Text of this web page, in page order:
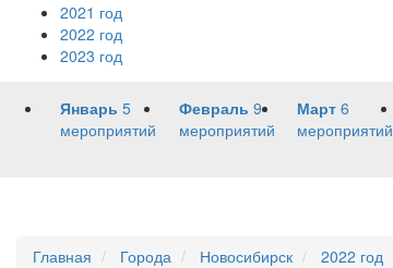
2021 год
2022 год
2023 год
Январь 5
мероприятий
Февраль 9
мероприятий
Март 6
мероприятий
Главная Города Новосибирск 2022 год